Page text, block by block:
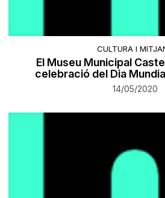
CULTURA I
El Museu Municipal
celebració del Dia
14/05/2020